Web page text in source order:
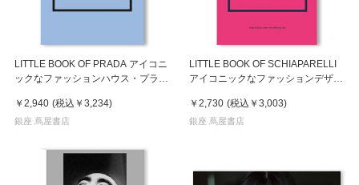
LITTLE BOOK OF PRADA アイコニ
ックなファッションハウス・プラダ
￥2,940 (税込 ￥3,234)
銀座 蔦屋書店
LITTLE BOOK OF SCHIAPARELLI
アイコニックなファッションデザイ
￥2,730 (税込 ￥3,003)
銀座 蔦屋書店